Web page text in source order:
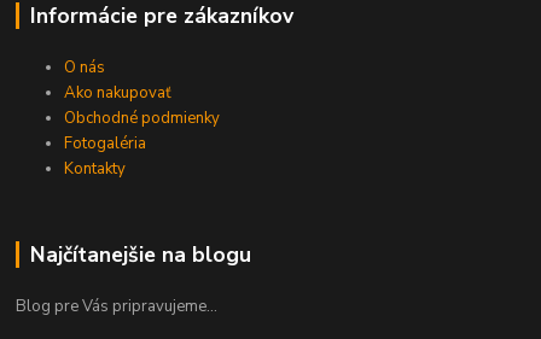
Informácie pre zákazníkov
O nás
Ako nakupovať
Obchodné podmienky
Fotogaléria
Kontakty
Najčítanejšie na blogu
Blog pre Vás pripravujeme...